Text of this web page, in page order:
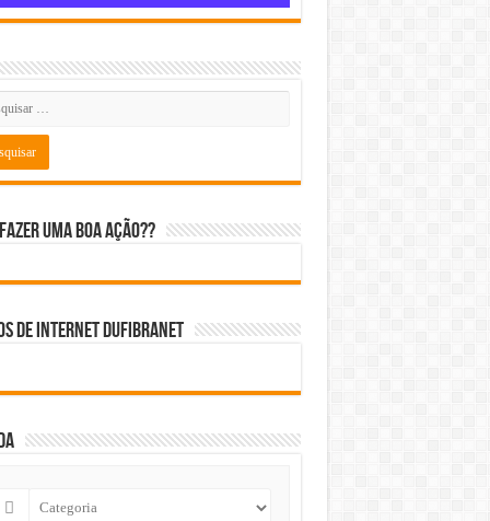
uma boa ação??
de internet DUFIBRANET